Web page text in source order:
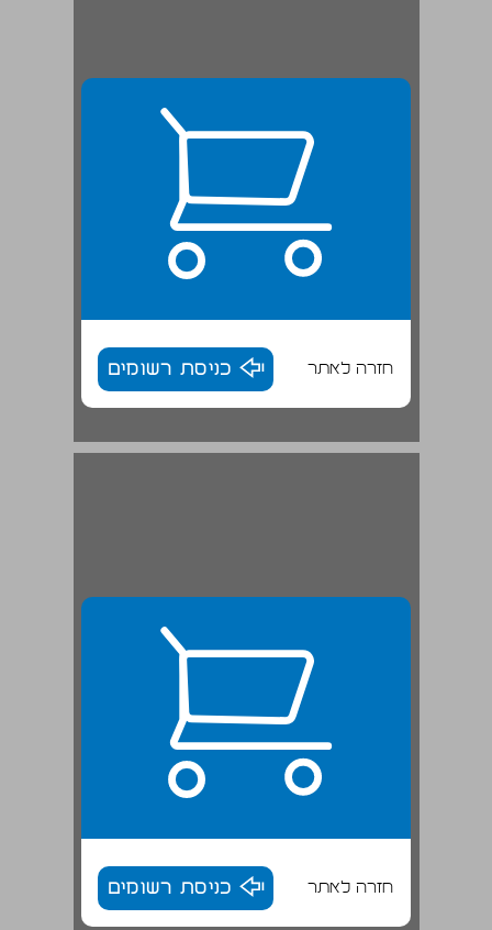
חזרה לאתר כניסת רשומים
חזרה לאתר כניסת רשומים